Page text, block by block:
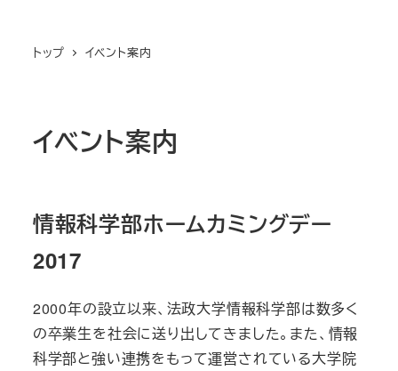
トップ イベント案内
イベント案内
情報科学部ホームカミングデー
2017
2000年の設立以来、法政大学情報科学部は数多く
の卒業生を社会に送り出してきました。また、情報
科学部と強い連携をもって運営されている大学院